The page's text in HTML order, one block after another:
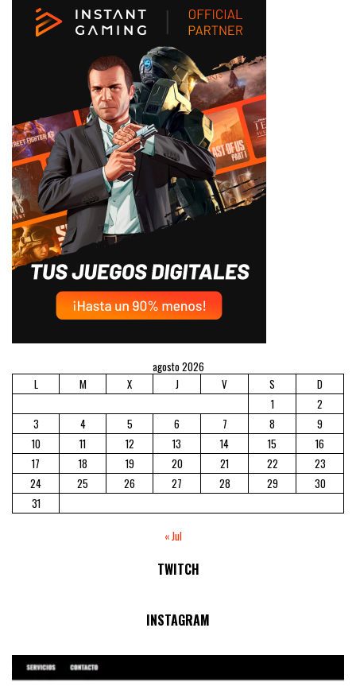
agosto 2026
L
M X J V S
D
1
2
3
4 5 6 7 8
9
10
11 12 13 14 15
16
17
18 19 20 21 22
23
24
25 26 27 28 29
30
31
« Jul
TWITCH
No Streams Online!
INSTAGRAM